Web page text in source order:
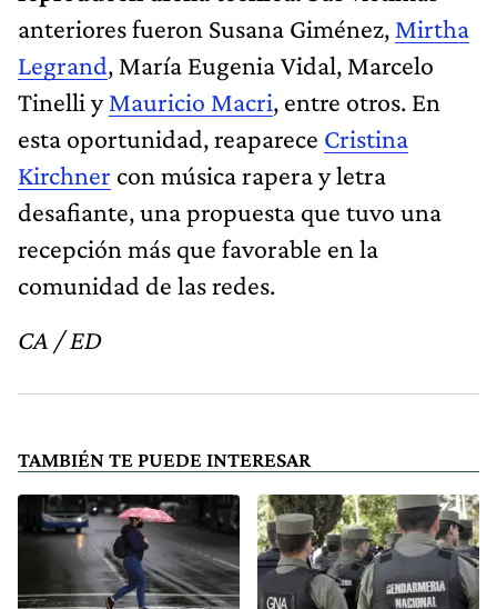
anteriores fueron Susana Giménez, Mirtha
Legrand, María Eugenia Vidal, Marcelo
Tinelli yMauricio Macri, entre otros. En
esta oportunidad, reaparece Cristina
Kirchner con música rapera y letra
desafiante, una propuesta que tuvo una
recepción más que favorable en la
comunidad de las redes.
CA / ED
TAMBIÉN TE PUEDE INTERESAR